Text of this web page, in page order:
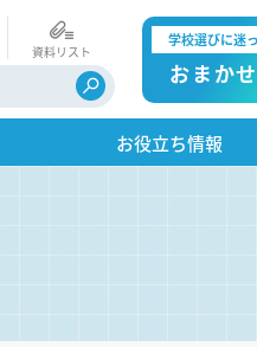
資料リスト
学校選びに迷
おまか
お役立ち情報